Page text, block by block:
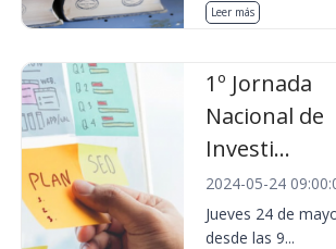
Leer más
1º Jornada
Nacional de
Investi...
2024-05-24
Jueves 24 de
desde las 9...